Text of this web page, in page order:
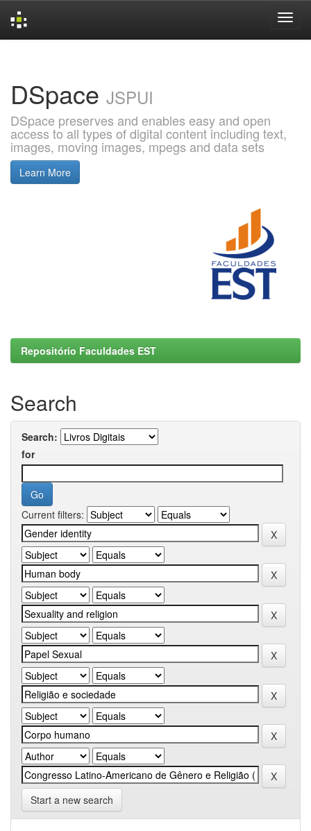
DSpace JSPUI
DSpace preserves and enables easy and open
access to all types of digital content including text,
images, moving images, mpegs and data sets
Learn More
Repositório Faculdades EST
Search
Search:
for
Current filters:
Start a new search